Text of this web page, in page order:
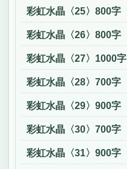
彩虹水晶〈25〉800字
彩虹水晶〈26〉800字
彩虹水晶〈27〉1000字
彩虹水晶〈28〉700字
彩虹水晶〈29〉900字
彩虹水晶〈30〉700字
彩虹水晶〈31〉900字